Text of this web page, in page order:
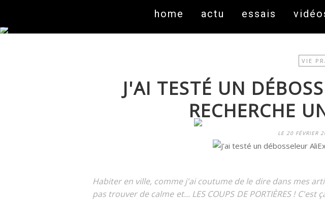
home actu essais
VIE
J'AI TESTÉ UN
RECHERCHE
LE 20 FÉVRIER
Habiter en ville, comme j'ai coutume de le dire dans mes
pas trouver de calme et... LES COUPS DE PORTIÈRES !